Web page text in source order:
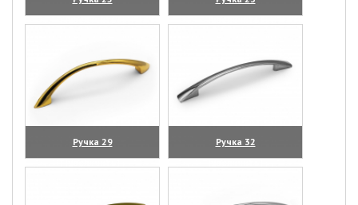
(увеличить)
(увеличить)
Ручка 29
(увеличить)
Ручка 32
(увеличить)